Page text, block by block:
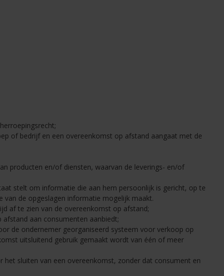
of bedrijf en een overeenkomst op afstand aangaat met de
producten en/of diensten, waarvan de leverings- en/of
stelt om informatie die aan hem persoonlijk is gericht, op te
van de opgeslagen informatie mogelijk maakt.
af te zien van de overeenkomst op afstand;
aan consumenten aanbiedt;
de ondernemer georganiseerd systeem voor verkoop op
uitsluitend gebruik gemaakt wordt van één of meer
sluiten van een overeenkomst, zonder dat consument en